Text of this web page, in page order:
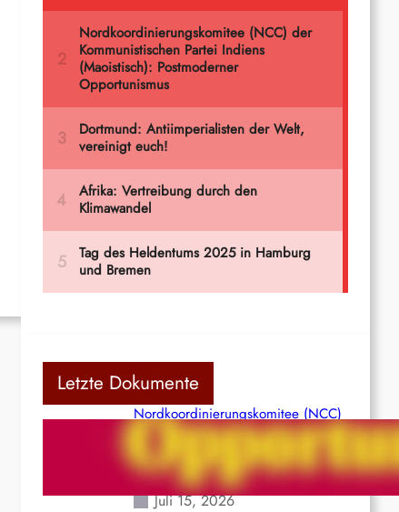
Letzte Dokumente
Nordkoordinierungskomitee (NCC)
der Kommunistischen Partei Indiens
(Maoistisch): Postmoderner
Opportunismus
Juli 15, 2026